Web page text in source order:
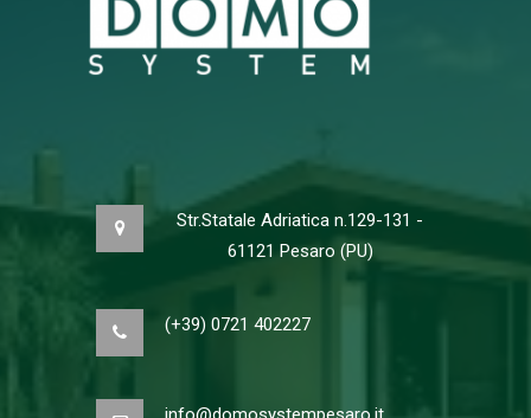
Str.Statale Adriatica n.129-131 -
61121 Pesaro (PU)
(+39) 0721 402227